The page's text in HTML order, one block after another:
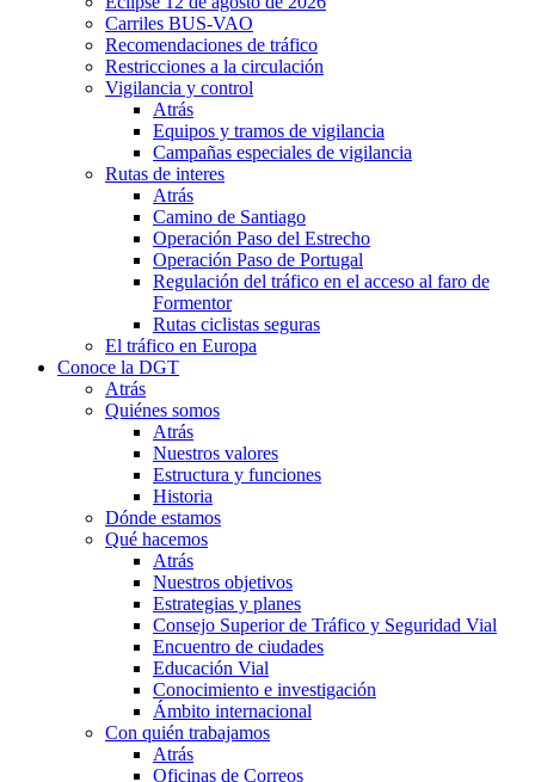
Carriles BUS-VAO
Recomendaciones de tráfico
Restricciones a la circulación
Vigilancia y control
Atrás
Equipos y tramos de vigilancia
Campañas especiales de vigilancia
Rutas de interes
Atrás
Camino de Santiago
Operación Paso del Estrecho
Operación Paso de Portugal
Regulación del tráfico en el acceso al faro de
Formentor
Rutas ciclistas seguras
El tráfico en Europa
Conoce la DGT
Atrás
Quiénes somos
Atrás
Nuestros valores
Estructura y funciones
Historia
Dónde estamos
Qué hacemos
Atrás
Nuestros objetivos
Estrategias y planes
Consejo Superior de Tráfico y Seguridad Vial
Encuentro de ciudades
Educación Vial
Conocimiento e investigación
Ámbito internacional
Con quién trabajamos
Atrás
Oficinas de Correos